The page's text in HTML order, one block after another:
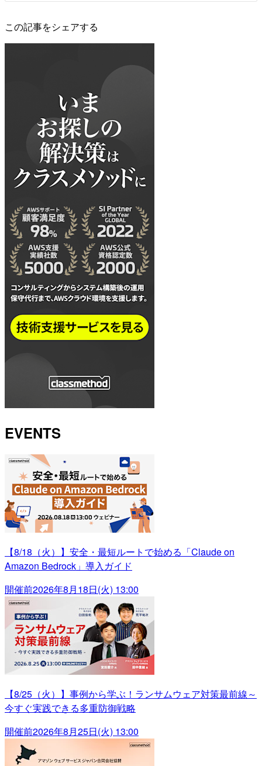
この記事をシェアする
EVENTS
【8/18（火）】安全・最短ルートで始める「Claude on
Amazon Bedrock」導入ガイド
開催前2026年8月18日(火) 13:00
【8/25（火）】事例から学ぶ！ランサムウェア対策最前線～
今すぐ実践できる多重防御戦略
開催前2026年8月25日(火) 13:00